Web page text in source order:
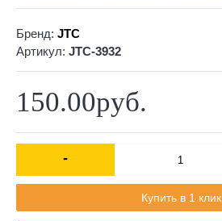
Бренд: JTC
Артикул: JTC-3932
150.00руб.
-
Купить в 1 клик